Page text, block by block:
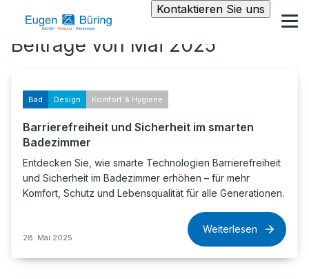
Kontaktieren Sie uns
Beiträge von Mai 2025
Bad Design Komfort & Hygiene
Barrierefreiheit und Sicherheit im smarten
Badezimmer
Entdecken Sie, wie smarte Technologien Barrierefreiheit
und Sicherheit im Badezimmer erhöhen – für mehr
Komfort, Schutz und Lebensqualität für alle Generationen.
28. Mai 2025
Weiterlesen